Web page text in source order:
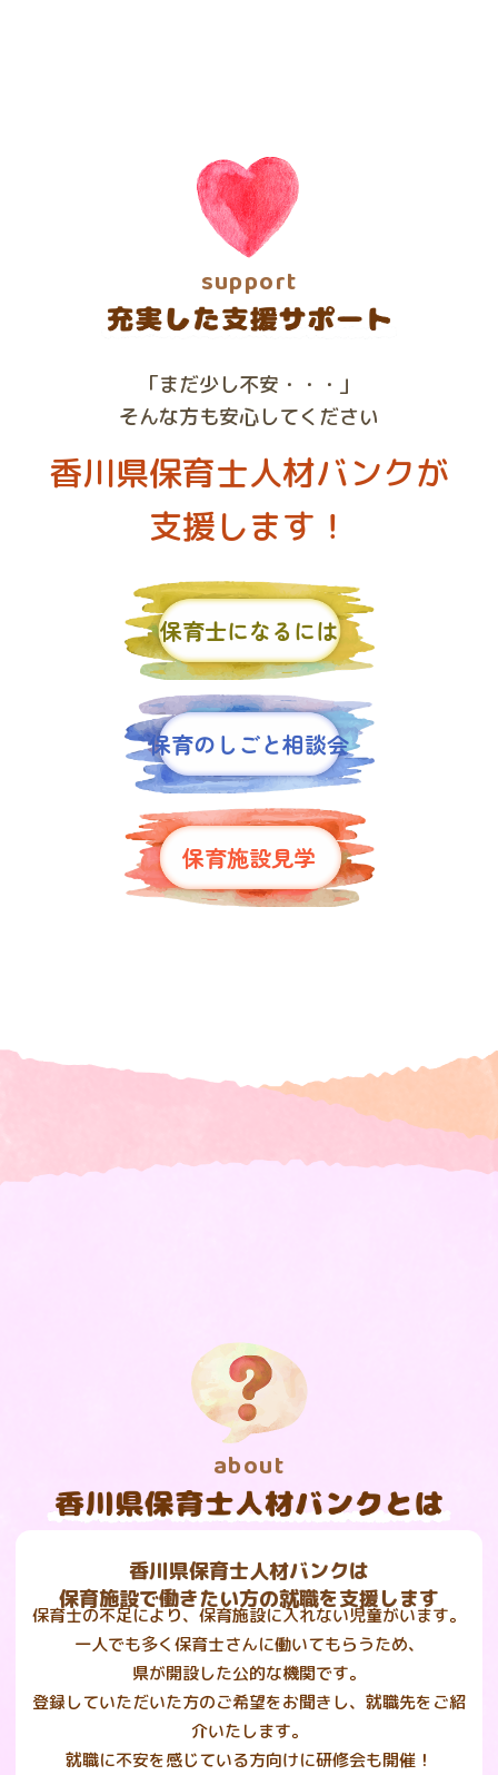
support
「まだ少し不安・・・」
そんな方も安心してください
香川県保育士人材バンクが
支援します！
保育士になるには
保育のしごと相談会
保育施設見学
about
香川県保育士人材バンクは
保育施設で働きたい方の就職を支援します
保育士の不足により、保育施設に入れない児童がいます。
一人でも多く保育士さんに働いてもらうため、
県が開設した公的な機関です。
登録していただいた方のご希望をお聞きし、就職先をご紹
介いたします。
就職に不安を感じている方向けに研修会も開催！